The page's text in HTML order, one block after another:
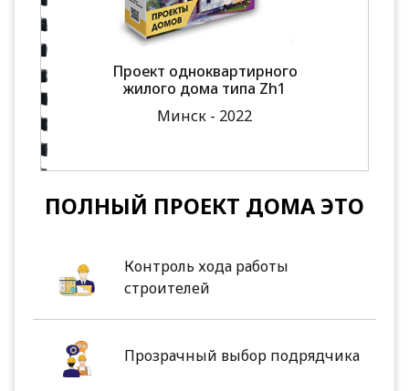
Проект одноквартирного
жилого дома типа Zh1
Минск - 2022
ПОЛНЫЙ ПРОЕКТ ДОМА ЭТО
Контроль хода работы
строителей
Прозрачный выбор подрядчика